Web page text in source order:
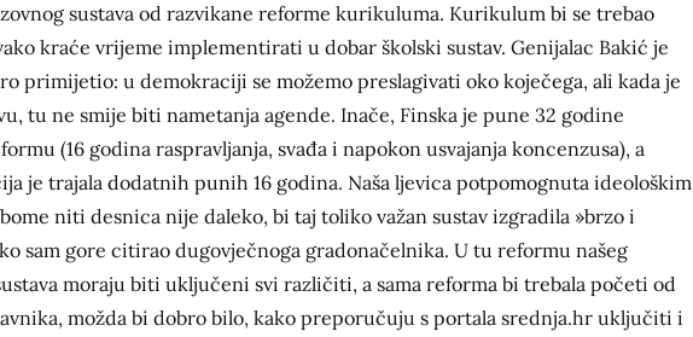
sustava od razvikane reforme kurikuluma. Kurikulum bi se trebao
kraće vrijeme implementirati u dobar školski sustav. Genijalac Bakić je
primijetio: u demokraciji se možemo preslagivati oko koječega, ali kada je
tu ne smije biti nametanja agende. Inače, Finska je pune 32 godine
(16 godina raspravljanja, svađa i napokon usvajanja koncenzusa), a
je trajala dodatnih punih 16 godina. Naša ljevica potpomognuta ideološkim
niti desnica nije daleko, bi taj toliko važan sustav izgradila »brzo i
sam gore citirao dugovječnoga gradonačelnika. U tu reformu našeg
moraju biti uključeni svi različiti, a sama reforma bi trebala početi od
možda bi dobro bilo, kako preporučuju s portala srednja.hr uključiti i